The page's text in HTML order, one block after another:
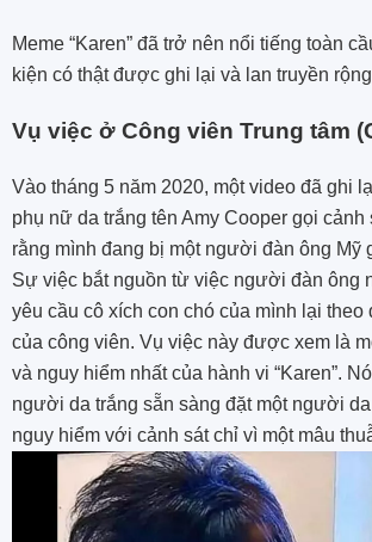
Meme “Karen” đã trở nên nổi tiếng toàn
kiện có thật được ghi lại và lan truyền
Vụ việc ở Công viên Trung tâm
Vào tháng 5 năm 2020, một video đã ghi
phụ nữ da trắng tên Amy Cooper gọi cảnh
rằng mình đang bị một người đàn ông Mỹ
Sự việc bắt nguồn từ việc người đàn ông
yêu cầu cô xích con chó của mình lại theo
của công viên. Vụ việc này được xem là
và nguy hiểm nhất của hành vi “Karen”.
người da trắng sẵn sàng đặt một người
nguy hiểm với cảnh sát chỉ vì một mâu